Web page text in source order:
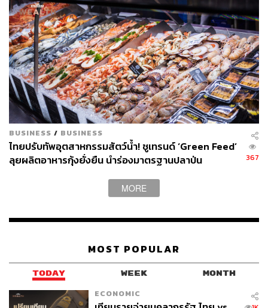
BUSINESS / BUSINESS
ไทยปรับทัพอุตสาหกรรมสัตว์น้ำ! ชูเทรนด์ ‘Green Feed’
ลุยผลิตอาหารกุ้งยั่งยืน นำร่องมาตรฐานปลาป่น
367
MORE
MOST POPULAR
TODAY WEEK MONTH
ECONOMIC